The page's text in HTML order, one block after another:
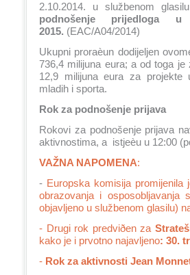
2.10.2014. u službenom
podnošenje prijedloga
2015. (EAC/A04/2014)
Ukupni proraèun dodijeljen
736,4 milijuna eura; a od toga
12,9 milijuna eura za projekte
mladih i sporta.
Rok za podnošenje prijava
Rokovi za podnošenje prijava
aktivnostima, a istjeèu u 12:00
VAŽNA NAPOMENA:
- Europska komisija
obrazovanja i
objavljeno u službenom glasilu)
- Drugi rok predviðen za
kako je i prvotno najavljeno: 30.
- Rok za aktivnosti Jean